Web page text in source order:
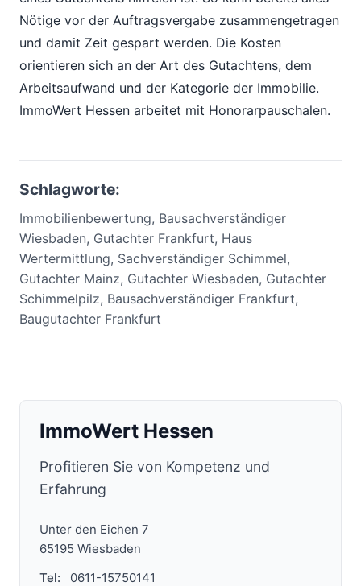
Nötige vor der Auftragsvergabe zusammengetragen
und damit Zeit gespart werden. Die Kosten
orientieren sich an der Art des Gutachtens, dem
Arbeitsaufwand und der Kategorie der Immobilie.
ImmoWert Hessen arbeitet mit Honorarpauschalen.
Schlagworte:
Immobilienbewertung, Bausachverständiger
Wiesbaden, Gutachter Frankfurt, Haus
Wertermittlung, Sachverständiger Schimmel,
Gutachter Mainz, Gutachter Wiesbaden, Gutachter
Schimmelpilz, Bausachverständiger Frankfurt,
Baugutachter Frankfurt
ImmoWert Hessen
Profitieren Sie von Kompetenz und
Erfahrung
Unter den Eichen 7
65195 Wiesbaden
Tel:
0611-15750141